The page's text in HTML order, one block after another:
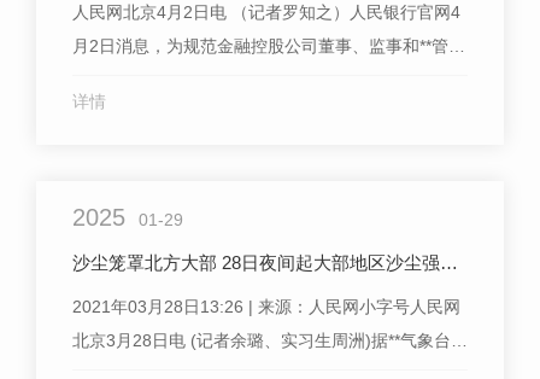
人民网北京4月2日电 （记者罗知之）人民银行官网4
月2日消息，为规范金融控股公司董事、监事和**管理
银行发布《金融控股公司董事、监事、**管理人员任
详情
2025 01-29
沙尘笼罩北方大部 28日夜间起大部地区沙尘强度将减弱
2021年03月28日13:26 | 来源：人民网小字号人民网
北京3月28日电 (记者余璐、实习生周洲)据**气象台消